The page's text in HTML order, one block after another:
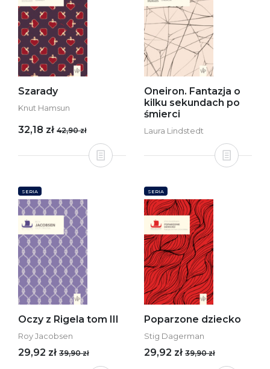
Szarady
Knut Hamsun
32,18 zł 42,90 zł
Oneiron. Fantazja o
kilku sekundach po
śmierci
Laura Lindstedt
SERIA
Oczy z Rigela tom III
Roy Jacobsen
29,92 zł 39,90 zł
SERIA
Poparzone dziecko
Stig Dagerman
29,92 zł 39,90 zł